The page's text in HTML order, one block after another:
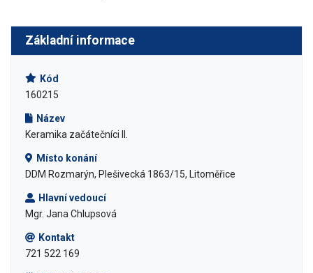
Základní informace
Kód
160215
Název
Keramika začátečníci II.
Místo konání
DDM Rozmarýn, Plešivecká 1863/15, Litoměřice
Hlavní vedoucí
Mgr. Jana Chlupsová
Kontakt
721 522 169